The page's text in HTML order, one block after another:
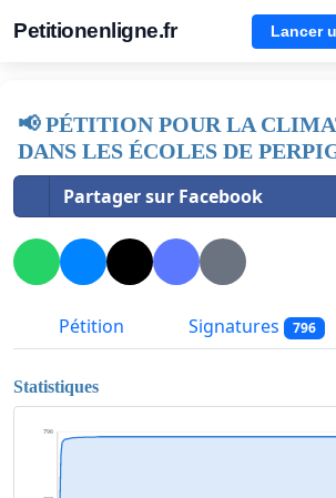
Petitionenligne.fr Lancer
📢 PÉTITION POUR LA
DANS LES ÉCOLES DE
Partager sur Facebook
Pétition Signatures 796
Statistiques
796